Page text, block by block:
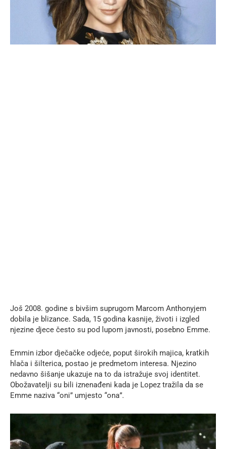
Još 2008. godine s bivšim suprugom Marcom Anthonyjem
dobila je blizance. Sada, 15 godina kasnije, životi i izgled
njezine djece često su pod lupom javnosti, posebno Emme.
Emmin izbor dječačke odjeće, poput širokih majica, kratkih
hlača i šilterica, postao je predmetom interesa. Njezino
nedavno šišanje ukazuje na to da istražuje svoj identitet.
Obožavatelji su bili iznenađeni kada je Lopez tražila da se
Emme naziva “oni” umjesto “ona”.